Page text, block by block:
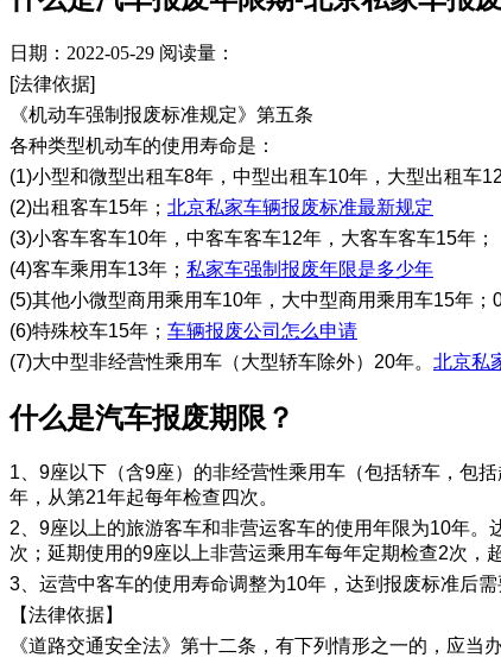
日期：2022-05-29 阅读量：
[法律依据]
《机动车强制报废标准规定》第五条
各种类型机动车的使用寿命是：
(1)小型和微型出租车8年，中型出租车10年，大型出租车12
(2)出租客车15年； 北京私家车辆报废标准最新规定
(3)小客车客车10年，中客车客车12年，大客车客车15年；
(4)客车乘用车13年； 私家车强制报废年限是多少年
(5)其他小微型商用乘用车10年，大中型商用乘用车15年；
(6)特殊校车15年； 车辆报废公司怎么申请
(7)大中型非经营性乘用车（大型轿车除外）20年。 北京私
​什么是汽车报废期限？
1、9座以下（含9座）的非经营性乘用车（包括轿车，包
年，从第21年起每年检查四次。
2、9座以上的旅游客车和非营运客车的使用年限为10年
次；延期使用的9座以上非营运乘用车每年定期检查2次，
3、运营中客车的使用寿命调整为10年，达到报废标准后
【法律依据】
《道路交通安全法》第十二条，有下列情形之一的，应当